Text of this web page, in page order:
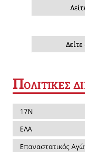
ΠΟΛΙΤΙΚΕΣ
17Ν
ΕΛΑ
Επαναστατικός